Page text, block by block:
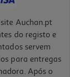
Auchan.pt
do registo e
servem
para entregas
Após o